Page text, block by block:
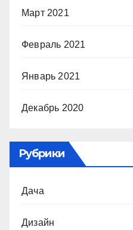
Март 2021
Февраль 2021
Январь 2021
Декабрь 2020
Рубрики
Дача
Дизайн